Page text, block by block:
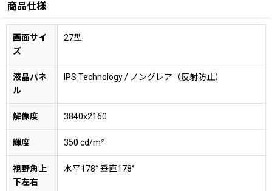
商品仕様
画面サイ
ズ
27型
液晶パネ
ル
IPS Technology / ノングレア（反射防止）
解像度 3840x2160
輝度 350 cd/m²
視野角上
下左右
水平178° 垂直178°